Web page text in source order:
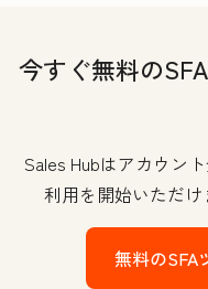
今すぐ無料の
Sales Hubはアカウン
利用を開始いただけ
無料の